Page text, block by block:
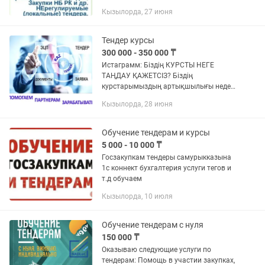
Самрук-Қазына, квазигоссектор,
школьное...
Кызылорда, 27 июня
Тендер курсы
300 000 - 350 000 ₸
Истаграмм: Біздің КУРСТЫ НЕГЕ
ТАҢДАУ ҚАЖЕТСІЗ? Біздің
курстарымыздың артықшылығы неде?
және теория жүзінде үйретіледі. Сабақ
Кызылорда, 28 июня
Обучение тендерам и курсы
5 000 - 10 000 ₸
Госзакупкам тендеры самурыкказына
1с коннект бухгалтерия услуги тегов и
т.д обучаем
Кызылорда, 10 июля
Обучение тендерам с нуля
150 000 ₸
Оказываю следующие услуги по
тендерам: Помощь в участии закупках,